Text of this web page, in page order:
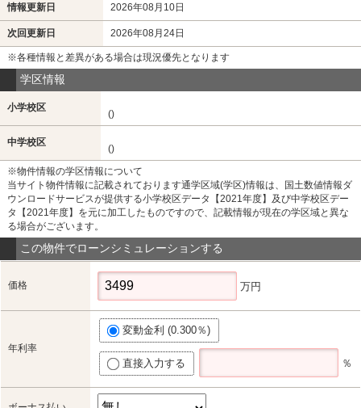
情報更新日 2026年08月10日
次回更新日 2026年08月24日
※各種情報と差異がある場合は現況優先となります
学区情報
小学校区
()
中学校区
()
※物件情報の学区情報について
当サイト物件情報に記載されております通学区域(学区)情報は、国土数値情報ダ
ウンロードサービスが提供する小学校区データ【2021年度】及び中学校区デー
タ【2021年度】を元に加工したものですので、記載情報が現在の学区域と異な
る場合がございます。
この物件でローンシミュレーションする
価格 万円
年利率
変動金利 (0.300％)
直接入力する ％